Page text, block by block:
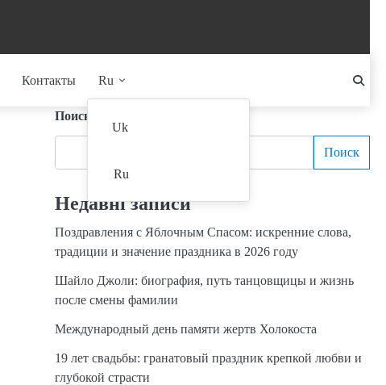
Контакты Ru
Uk
Ru
Поиск
Поиск
Недавні записи
Поздравления с Яблочным Спасом: искренние слова,
традиции и значение праздника в 2026 году
Шайло Джоли: биография, путь танцовщицы и жизнь
после смены фамилии
Международный день памяти жертв Холокоста
19 лет свадьбы: гранатовый праздник крепкой любви и
глубокой страсти